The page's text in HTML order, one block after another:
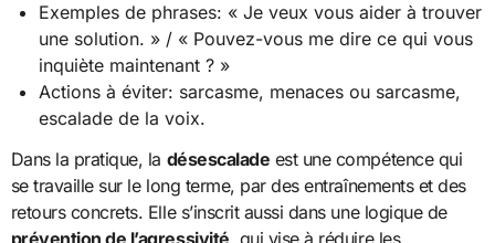
Exemples de phrases: « Je veux vous aider à trouver
une solution. » / « Pouvez-vous me dire ce qui vous
inquiète maintenant ? »
Actions à éviter: sarcasme, menaces ou sarcasme,
escalade de la voix.
Dans la pratique, la désescalade est une compétence qui
se travaille sur le long terme, par des entraînements et des
retours concrets. Elle s’inscrit aussi dans une logique de